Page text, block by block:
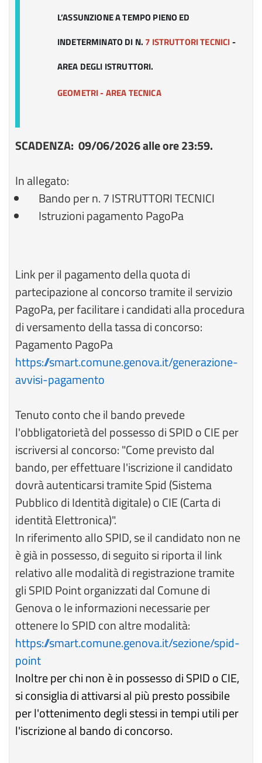
L’ASSUNZIONE A TEMPO PIENO ED
INDETERMINATO DI N. 7 ISTRUTTORI TECNICI-
AREA DEGLI ISTRUTTORI.
GEOMETRI - AREA TECNICA
SCADENZA: 09/06/2026 alle ore 23:59.
In allegato:
Bando per n. 7 ISTRUTTORI TECNICI
Istruzioni pagamento PagoPa
Link per il pagamento della quota di
partecipazione al concorso tramite il servizio
PagoPa, per facilitare i candidati alla procedura
di versamento della tassa di concorso:
Pagamento PagoPa
https://smart.comune.genova.it/generazione-
avvisi-pagamento
Tenuto conto che il bando prevede
l'obbligatorietà del possesso di SPID o CIE per
iscriversi al concorso: "Come previsto dal
bando, per effettuare l'iscrizione il candidato
dovrà autenticarsi tramite Spid (Sistema
Pubblico di Identità digitale) o CIE (Carta di
identità Elettronica)".
In riferimento allo SPID, se il candidato non ne
è già in possesso, di seguito si riporta il link
relativo alle modalità di registrazione tramite
gli SPID Point organizzati dal Comune di
Genova o le informazioni necessarie per
ottenere lo SPID con altre modalità:
https://smart.comune.genova.it/sezione/spid-
point
Inoltre per chi non è in possesso di SPID o CIE,
si consiglia di attivarsi al più presto possibile
per l'ottenimento degli stessi in tempi utili per
l'iscrizione al bando di concorso.